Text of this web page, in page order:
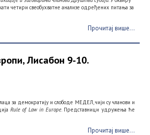
четири свеобухватне анализе одређених питања за
Прочитај више...
Лисабон 9-10.
за демократију и слободе МЕДЕЛ, чији су чланови и
Rule of Law in Europe. Представници удружења ће
Прочитај више...